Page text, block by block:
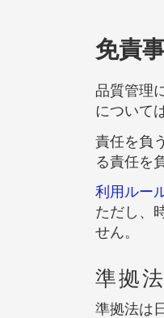
免責
品質管理
について
責任を負
る責任を
利用ルー
ただし、
せん。
準拠
準拠法は